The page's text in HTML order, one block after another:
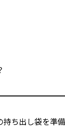
ち出し袋を準